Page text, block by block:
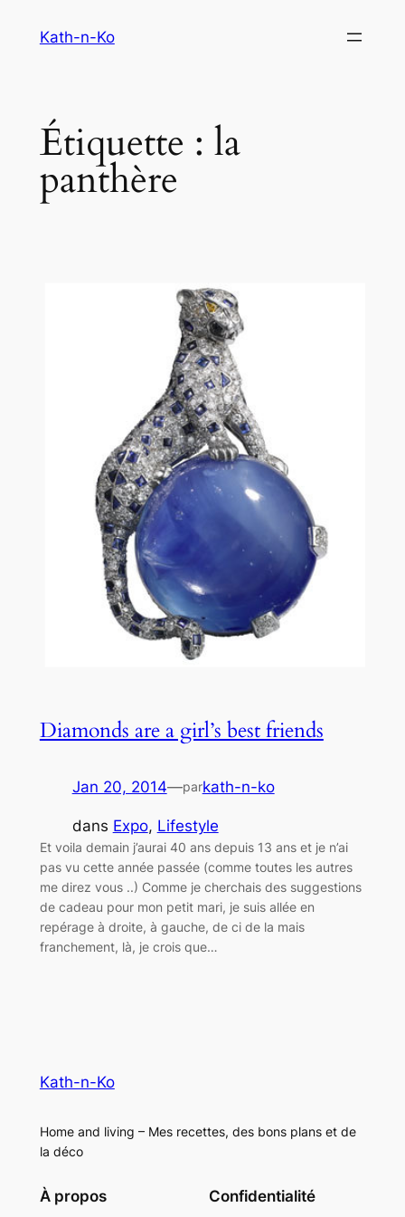
Kath-n-Ko
Étiquette : la
panthère
Diamonds are a girl’s best friends
Jan 20, 2014—parkath-n-ko
dans Expo, Lifestyle
Et voila demain j’aurai 40 ans depuis 13 ans et je n’ai
pas vu cette année passée (comme toutes les autres
me direz vous ..) Comme je cherchais des suggestions
de cadeau pour mon petit mari, je suis allée en
repérage à droite, à gauche, de ci de la mais
franchement, là, je crois que…
Kath-n-Ko
Home and living – Mes recettes, des bons plans et de
la déco
À propos Confidentialité